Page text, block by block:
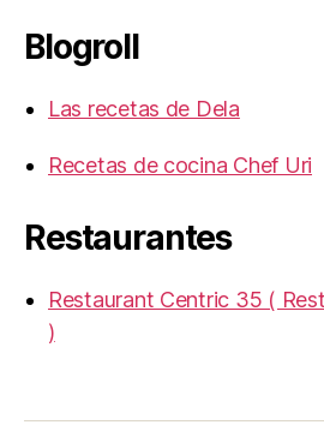
Blogroll
Las recetas de Dela
Recetas de cocina Chef Uri
Restaurantes
Restaurant Centric 35 (
)